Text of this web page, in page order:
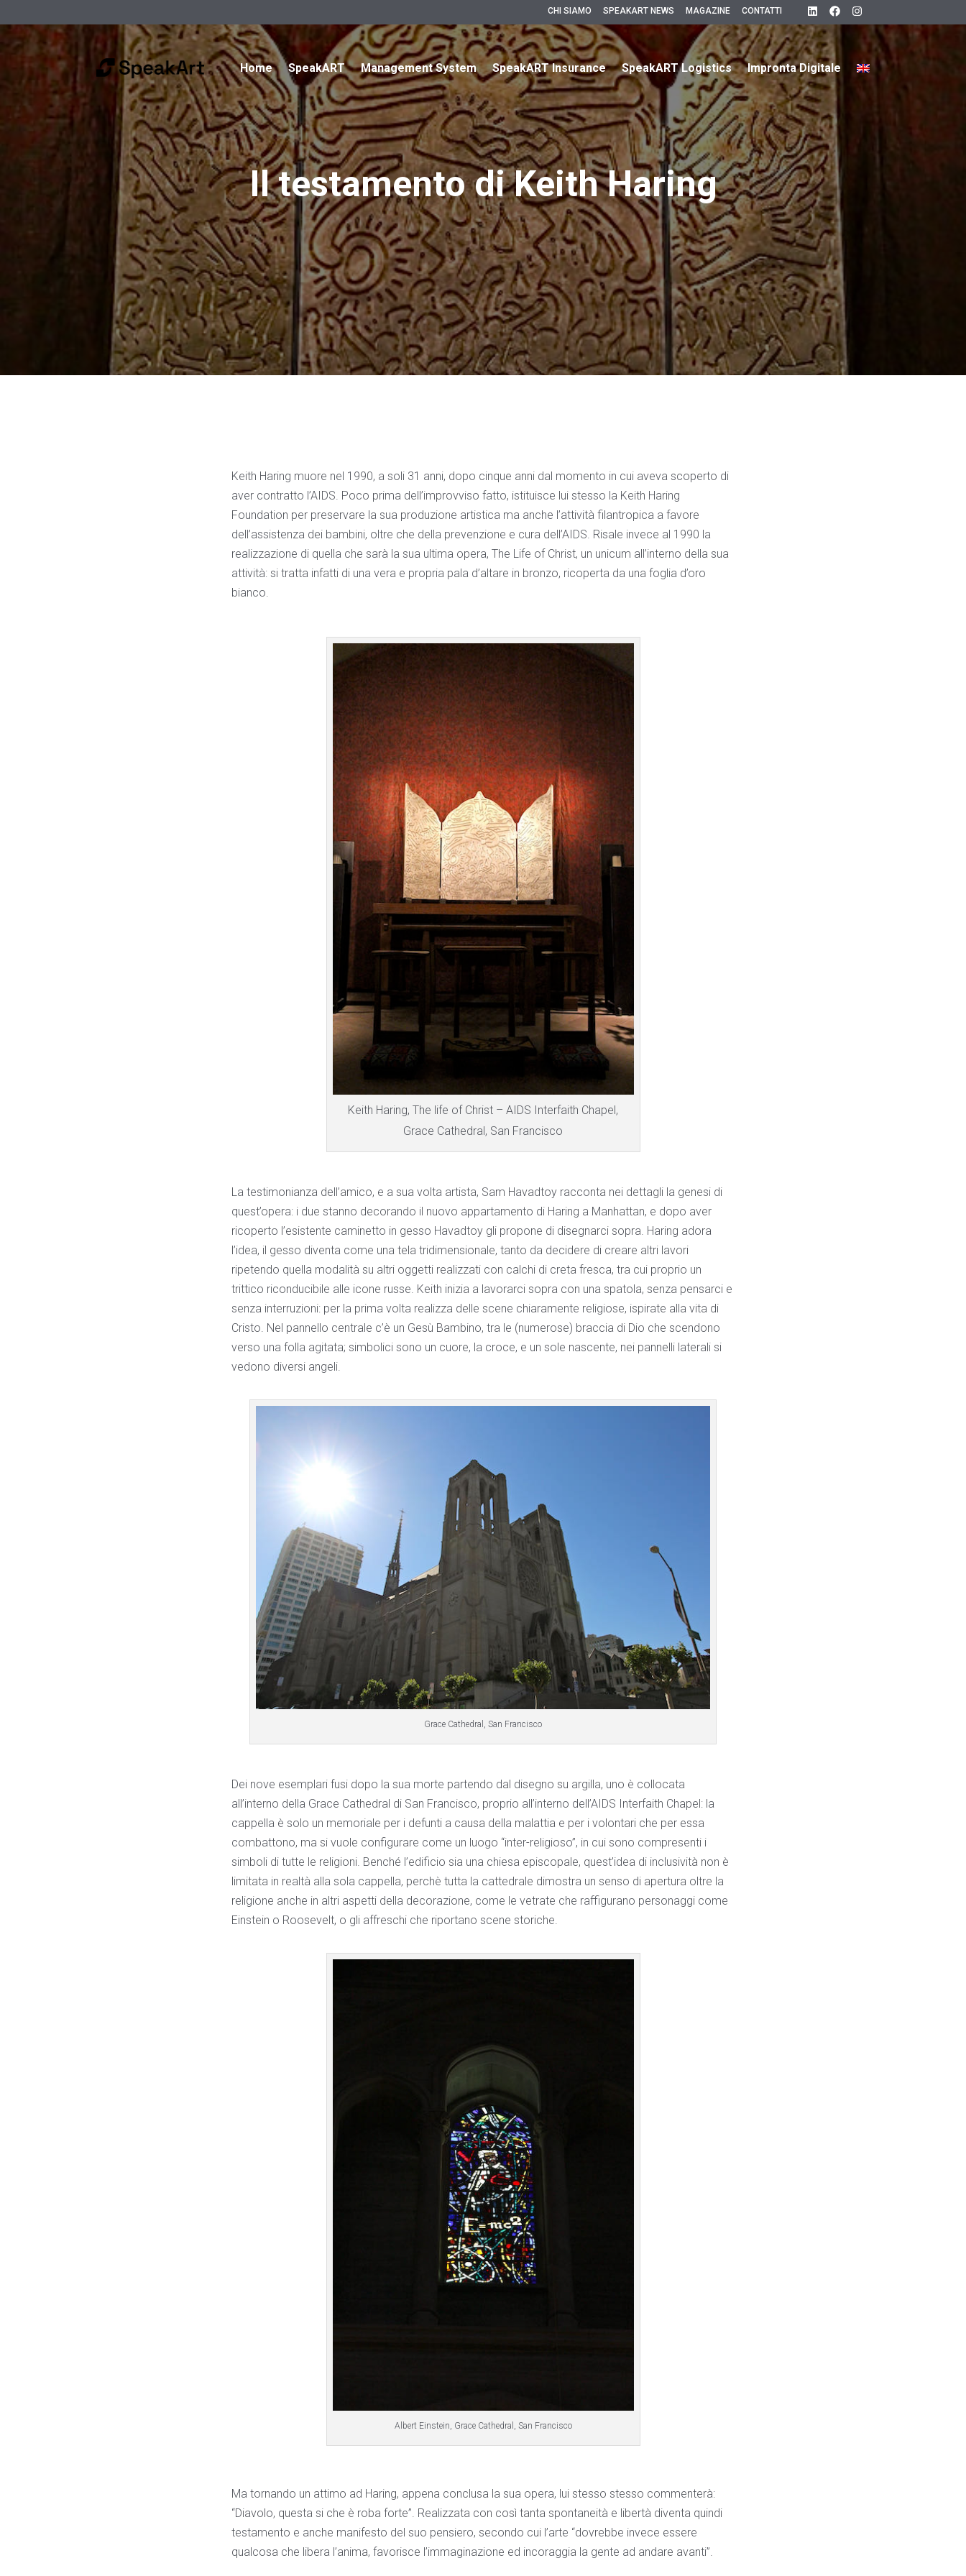
CHI SIAMO SPEAKART NEWS MAGAZINE CONTATTI
Home SpeakART Management System SpeakART Insurance SpeakART Logistics Impronta Digitale
Il testamento di Keith Haring
Keith Haring muore nel 1990, a soli 31 anni, dopo cinque anni dal momento in cui aveva scoperto di
aver contratto l’AIDS. Poco prima dell’improvviso fatto, istituisce lui stesso la Keith Haring
Foundation per preservare la sua produzione artistica ma anche l’attività filantropica a favore
dell’assistenza dei bambini, oltre che della prevenzione e cura dell’AIDS. Risale invece al 1990 la
realizzazione di quella che sarà la sua ultima opera, The Life of Christ, un unicum all’interno della sua
attività: si tratta infatti di una vera e propria pala d’altare in bronzo, ricoperta da una foglia d’oro
bianco.
Keith Haring, The life of Christ – AIDS Interfaith Chapel,
Grace Cathedral, San Francisco
La testimonianza dell’amico, e a sua volta artista, Sam Havadtoy racconta nei dettagli la genesi di
quest’opera: i due stanno decorando il nuovo appartamento di Haring a Manhattan, e dopo aver
ricoperto l’esistente caminetto in gesso Havadtoy gli propone di disegnarci sopra. Haring adora
l’idea, il gesso diventa come una tela tridimensionale, tanto da decidere di creare altri lavori
ripetendo quella modalità su altri oggetti realizzati con calchi di creta fresca, tra cui proprio un
trittico riconducibile alle icone russe. Keith inizia a lavorarci sopra con una spatola, senza pensarci e
senza interruzioni: per la prima volta realizza delle scene chiaramente religiose, ispirate alla vita di
Cristo. Nel pannello centrale c’è un Gesù Bambino, tra le (numerose) braccia di Dio che scendono
verso una folla agitata; simbolici sono un cuore, la croce, e un sole nascente, nei pannelli laterali si
vedono diversi angeli.
Grace Cathedral, San Francisco
Dei nove esemplari fusi dopo la sua morte partendo dal disegno su argilla, uno è collocata
all’interno della Grace Cathedral di San Francisco, proprio all’interno dell’AIDS Interfaith Chapel: la
cappella è solo un memoriale per i defunti a causa della malattia e per i volontari che per essa
combattono, ma si vuole configurare come un luogo “inter-religioso”, in cui sono compresenti i
simboli di tutte le religioni. Benché l’edificio sia una chiesa episcopale, quest’idea di inclusività non è
limitata in realtà alla sola cappella, perchè tutta la cattedrale dimostra un senso di apertura oltre la
religione anche in altri aspetti della decorazione, come le vetrate che raffigurano personaggi come
Einstein o Roosevelt, o gli affreschi che riportano scene storiche.
Albert Einstein, Grace Cathedral, San Francisco
Ma tornando un attimo ad Haring, appena conclusa la sua opera, lui stesso stesso commenterà:
“Diavolo, questa si che è roba forte”. Realizzata con così tanta spontaneità e libertà diventa quindi
testamento e anche manifesto del suo pensiero, secondo cui l’arte “dovrebbe invece essere
qualcosa che libera l’anima, favorisce l’immaginazione ed incoraggia la gente ad andare avanti”.